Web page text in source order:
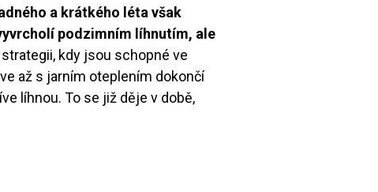
a krátkého léta však
podzimním líhnutím, ale
kdy jsou schopné ve
až s jarním oteplením dokončí
líhnou. To se již děje v době,